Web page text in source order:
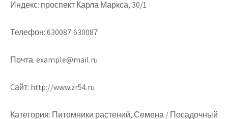
Индекс: проспект Карла Маркса, 30/1
Телефон: 630087 630087
Почта: example@mail.ru
Cайт: http://www.zr54.ru
Категория: Питомники растений, Семена / Посадочный